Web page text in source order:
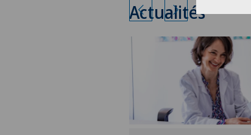
Actualités